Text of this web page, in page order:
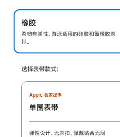
橡胶
柔韧有弹性、游泳适用的硅胶和氟橡胶表
带。
选择表带款式:
Apple 独家提供
单圈表带
弹性设计、无表扣、佩戴贴合无间